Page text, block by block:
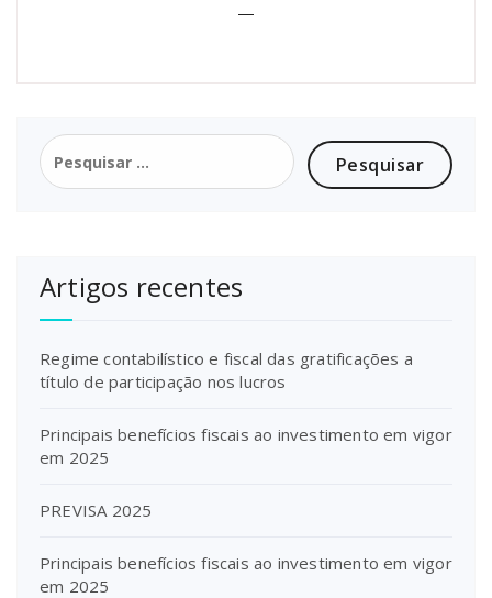
—
Pesquisar
por:
Artigos recentes
Regime contabilístico e fiscal das gratificações a
título de participação nos lucros
Principais benefícios fiscais ao investimento em vigor
em 2025
PREVISA 2025
Principais benefícios fiscais ao investimento em vigor
em 2025